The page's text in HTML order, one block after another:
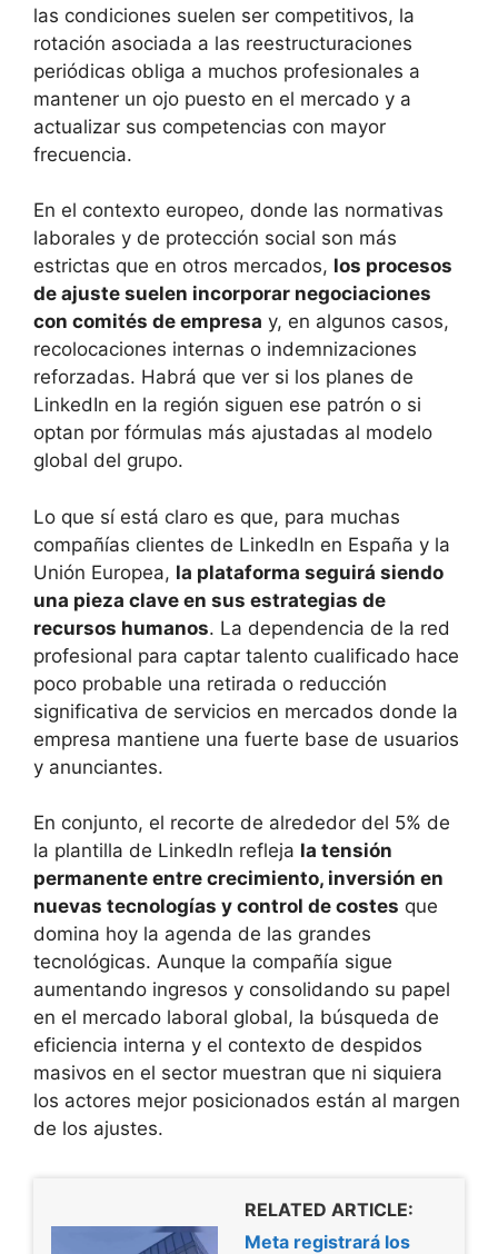
las condiciones suelen ser competitivos, la
rotación asociada a las reestructuraciones
periódicas obliga a muchos profesionales a
mantener un ojo puesto en el mercado y a
actualizar sus competencias con mayor
frecuencia.
En el contexto europeo, donde las normativas
laborales y de protección social son más
estrictas que en otros mercados, los procesos
de ajuste suelen incorporar negociaciones
con comités de empresa y, en algunos casos,
recolocaciones internas o indemnizaciones
reforzadas. Habrá que ver si los planes de
LinkedIn en la región siguen ese patrón o si
optan por fórmulas más ajustadas al modelo
global del grupo.
Lo que sí está claro es que, para muchas
compañías clientes de LinkedIn en España y la
Unión Europea, la plataforma seguirá siendo
una pieza clave en sus estrategias de
recursos humanos. La dependencia de la red
profesional para captar talento cualificado hace
poco probable una retirada o reducción
significativa de servicios en mercados donde la
empresa mantiene una fuerte base de usuarios
y anunciantes.
En conjunto, el recorte de alrededor del 5% de
la plantilla de LinkedIn refleja la tensión
permanente entre crecimiento, inversión en
nuevas tecnologías y control de costes que
domina hoy la agenda de las grandes
tecnológicas. Aunque la compañía sigue
aumentando ingresos y consolidando su papel
en el mercado laboral global, la búsqueda de
eficiencia interna y el contexto de despidos
masivos en el sector muestran que ni siquiera
los actores mejor posicionados están al margen
de los ajustes.
RELATED ARTICLE:
Meta registrará los